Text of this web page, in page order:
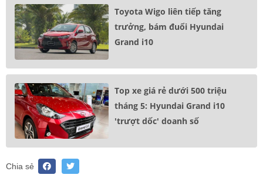
Toyota Wigo liên tiếp tăng
trưởng, bám đuổi Hyundai
Grand i10
Top xe giá rẻ dưới 500 triệu
tháng 5: Hyundai Grand i10
'trượt dốc' doanh số
Chia sẻ